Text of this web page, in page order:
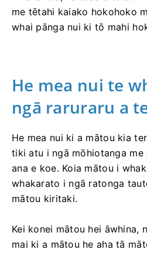
me tētahi kaiako hokohoko
whai pānga nui ki tō mahi
He mea nui te
ngā raruraru a
He mea nui ki a mātou kia
tiki atu i ngā mōhiotanga me
ana e koe. Koia mātou i
whakarato i ngā ratonga
mātou kiritaki.
Kei konei mātou hei āwhina,
mai ki a mātou he aha tā